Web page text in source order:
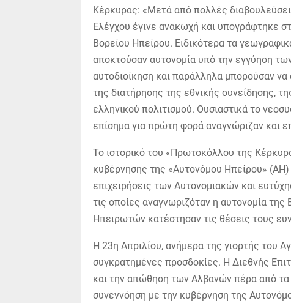
Κέρκυρας: «Μετά από πολλές
Ελέγχου έγινε ανακωχή και υπογράφτηκε
Βορείου Ηπείρου. Ειδικότερα τα
αποκτούσαν αυτονομία υπό την εγγύηση
αυτοδιοίκηση και παράλληλα μπορούσαν
της διατήρησης της εθνικής συνείδησης,
ελληνικού πολιτισμού. Ουσιαστικά το
επίσημα για πρώτη φορά αναγνώριζαν και
Το ιστορικό του «Πρωτοκόλλου της
κυβέρνησης της «Αυτονόμου Ηπείρου»
επιχειρήσεις των Αυτονομιακών και
τις οποίες αναγνωριζόταν η αυτονομία
Ηπειρωτών κατέστησαν τις θέσεις τους
Η 23η Απριλίου, ανήμερα της γιορτής του
συγκρατημένες προσδοκίες. Η Διεθνής
και την απώθηση των Αλβανών πέρα από τα
συνεννόηση με την κυβέρνηση της